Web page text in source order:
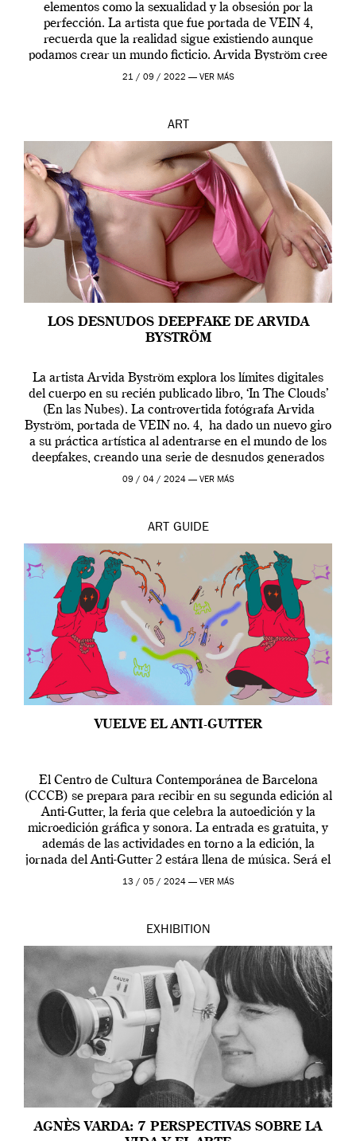
elementos como la sexualidad y la obsesión por la
perfección. La artista que fue portada de VEIN 4,
recuerda que la realidad sigue existiendo aunque
podamos crear un mundo ficticio. Arvida Byström cree
que los humanos tienen un complejo […]
21 / 09 / 2022 — VER MÁS
ART
LOS DESNUDOS DEEPFAKE DE ARVIDA
BYSTRÖM
La artista Arvida Byström explora los límites digitales
del cuerpo en su recién publicado libro, ‘In The Clouds’
(En las Nubes). La controvertida fotógrafa Arvida
Byström, portada de VEIN no. 4, ha dado un nuevo giro
a su práctica artística al adentrarse en el mundo de los
deepfakes, creando una serie de desnudos generados
por […]
09 / 04 / 2024 — VER MÁS
ART GUIDE
VUELVE EL ANTI-GUTTER
El Centro de Cultura Contemporánea de Barcelona
(CCCB) se prepara para recibir en su segunda edición al
Anti-Gutter, la feria que celebra la autoedición y la
microedición gráfica y sonora. La entrada es gratuita, y
además de las actividades en torno a la edición, la
jornada del Anti-Gutter 2 estára llena de música. Será el
[…]
13 / 05 / 2024 — VER MÁS
EXHIBITION
AGNÈS VARDA: 7 PERSPECTIVAS SOBRE LA